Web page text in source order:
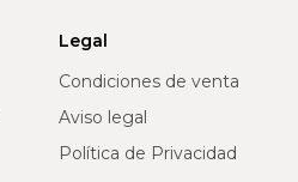
Legal
Condiciones de venta
Aviso legal
Política de Privacidad